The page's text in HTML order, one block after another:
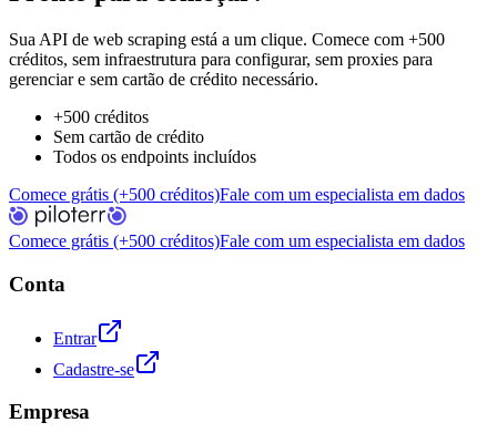
Sua API de web scraping está a um clique. Comece com +500
créditos, sem infraestrutura para configurar, sem proxies para
gerenciar e sem cartão de crédito necessário.
+500 créditos
Sem cartão de crédito
Todos os endpoints incluídos
Comece grátis (+500 créditos)Fale com um especialista em dados
Comece grátis (+500 créditos)Fale com um especialista em dados
Conta
Entrar
Cadastre-se
Empresa